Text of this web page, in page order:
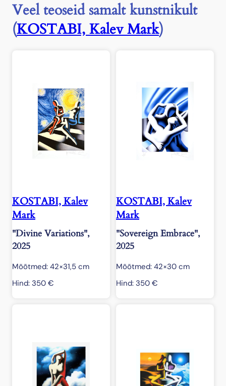
Veel teoseid samalt kunstnikult
(KOSTABI, Kalev Mark)
KOSTABI, Kalev
Mark
"Divine Variations",
2025
Mõõtmed: 42×31,5 cm
Hind: 350 €
KOSTABI, Kalev
Mark
"Sovereign Embrace",
2025
Mõõtmed: 42×30 cm
Hind: 350 €